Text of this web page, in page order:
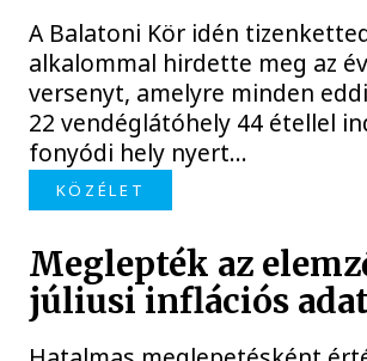
A Balatoni Kör idén
alkalommal hirdette meg az
versenyt, amelyre minden
22 vendéglátóhely 44 étellel
fonyódi hely nyert...
KÖZÉLET
Meglepték az
júliusi inflációs